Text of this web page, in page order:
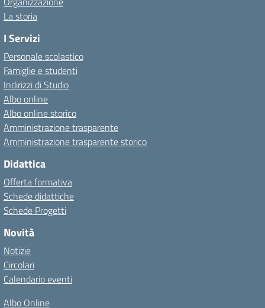
La storia
I Servizi
Personale scolastico
Famiglie e studenti
Indirizzi di Studio
Albo online
Albo online storico
Amministrazione trasparente
Amministrazione trasparente storico
Didattica
Offerta formativa
Schede didattiche
Schede Progetti
Novità
Notizie
Circolari
Calendario eventi
Albo Online